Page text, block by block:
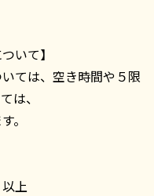
いて】
ては、空き時間や５限
は、
。